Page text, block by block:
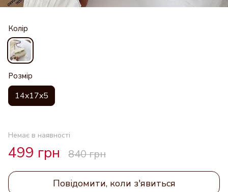
Колір
Розмір
14x17x5
Немає в наявності
499 грн 840 грн
Повідомити, коли з'явиться